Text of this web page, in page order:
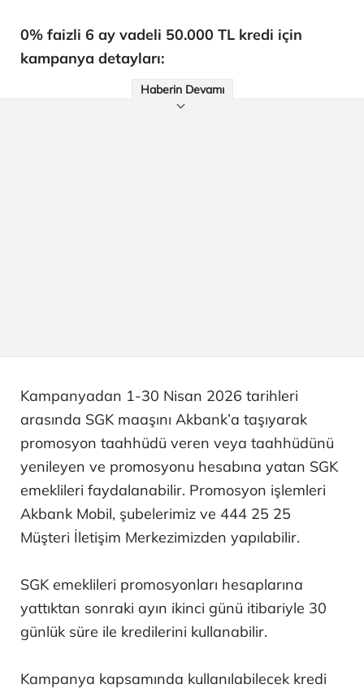
0% faizli 6 ay vadeli 50.000 TL kredi için
kampanya detayları:
Haberin Devamı
Kampanyadan 1-30 Nisan 2026 tarihleri
arasında SGK maaşını Akbank’a taşıyarak
promosyon taahhüdü veren veya taahhüdünü
yenileyen ve promosyonu hesabına yatan SGK
emeklileri faydalanabilir. Promosyon işlemleri
Akbank Mobil, şubelerimiz ve 444 25 25
Müşteri İletişim Merkezimizden yapılabilir.
SGK emeklileri promosyonları hesaplarına
yattıktan sonraki ayın ikinci günü itibariyle 30
günlük süre ile kredilerini kullanabilir.
Kampanya kapsamında kullanılabilecek kredi